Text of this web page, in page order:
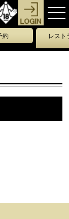
約
レスト
ー